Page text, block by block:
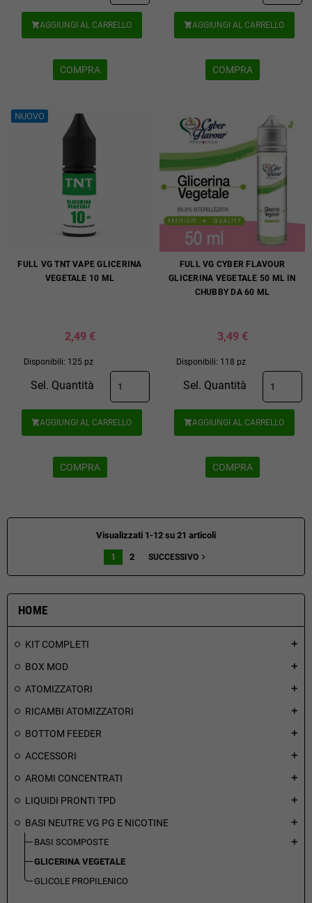
HOME
KIT COMPLETI add
BOX MOD add
ATOMIZZATORI add
RICAMBI ATOMIZZATORI add
BOTTOM FEEDER add
ACCESSORI add
AROMI CONCENTRATI add
LIQUIDI PRONTI TPD add
BASI NEUTRE VG PG E NICOTINE add
BASI SCOMPOSTE add
GLICERINA VEGETALE
GLICOLE PROPILENICO
AGGIUNGI AL CARRELLO
COMPRA
AGGIUNGI AL CARRELLO
COMPRA
NUOVO
FULL VG TNT VAPE GLICERINA
VEGETALE 10 ML
2,49 €
Disponibili: 125 pz
Sel. Quantità
AGGIUNGI AL CARRELLO
COMPRA
FULL VG CYBER FLAVOUR
GLICERINA VEGETALE 50 ML IN
CHUBBY DA 60 ML
3,49 €
Disponibili: 118 pz
Sel. Quantità
AGGIUNGI AL CARRELLO
COMPRA
Visualizzati 1-12 su 21 articoli
1 2 SUCCESSIVO navigate_next